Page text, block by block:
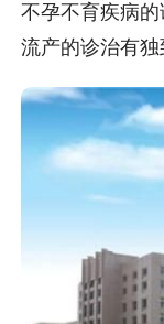
不孕不育疾病
流产的诊治有独